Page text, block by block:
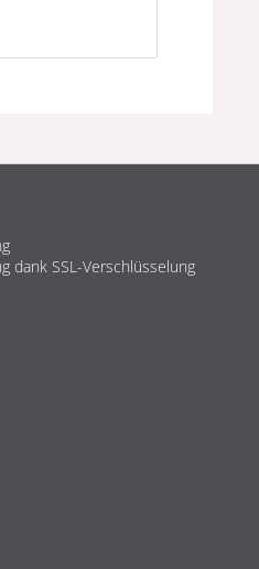
dank SSL-Verschlüsselung